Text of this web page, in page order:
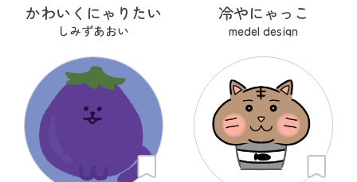
かわいくにゃりたい
しみずあおい
冷やにゃっこ
medel design